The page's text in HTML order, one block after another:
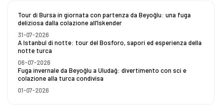
Tour di Bursa in giornata con partenza da Beyoğlu: una fuga
deliziosa dalla colazione all’Iskender
31-07-2026
A Istanbul di notte: tour del Bosforo, sapori ed esperienza della
notte turca
06-07-2026
Fuga invernale da Beyoğlu a Uludağ: divertimento con sci e
colazione alla turca condivisa
01-07-2026